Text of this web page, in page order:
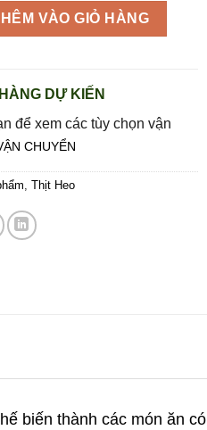
thùng 10kg) tiết kiệm
VÀO GIỎ HÀNG
DỰ KIẾN
để xem các tùy chọn vận
CHUYỂN
, Thịt Heo
biến thành các món ăn